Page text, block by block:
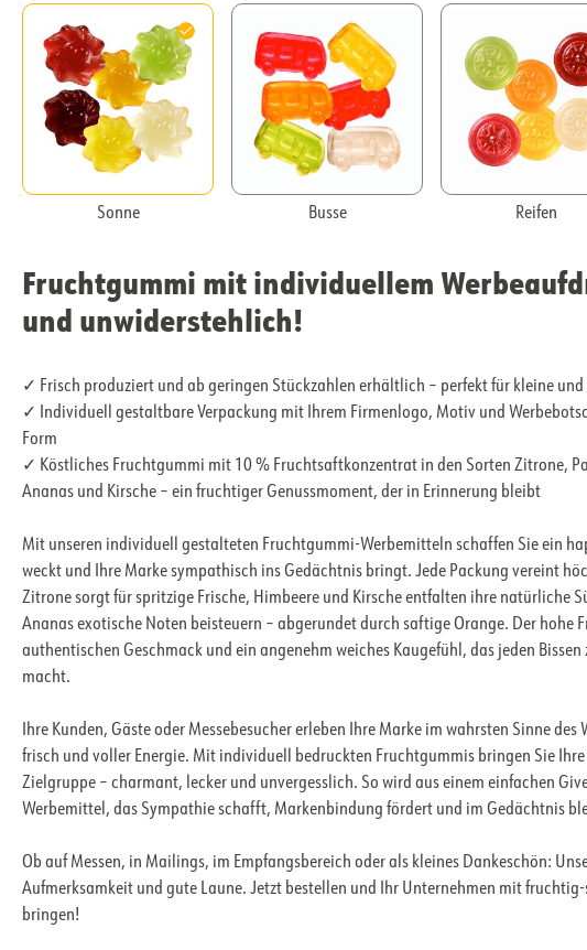
Sonne Busse Reifen
Fruchtgummi mit individuellem
und unwiderstehlich!
✓ Frisch produziert und ab geringen Stückzahlen erhältlich – perfekt für kleine
✓ Individuell gestaltbare Verpackung mit Ihrem Firmenlogo, Motiv und
Form
✓ Köstliches Fruchtgummi mit 10 % Fruchtsaftkonzentrat in den Sorten Zitrone,
Ananas und Kirsche – ein fruchtiger Genussmoment, der in Erinnerung bleibt
Mit unseren individuell gestalteten Fruchtgummi-Werbemitteln schaffen Sie ein
weckt und Ihre Marke sympathisch ins Gedächtnis bringt. Jede Packung vereint
Zitrone sorgt für spritzige Frische, Himbeere und Kirsche entfalten ihre natürliche
Ananas exotische Noten beisteuern – abgerundet durch saftige Orange. Der hohe
authentischen Geschmack und ein angenehm weiches Kaugefühl, das jeden
macht.
Ihre Kunden, Gäste oder Messebesucher erleben Ihre Marke im wahrsten Sinne
frisch und voller Energie. Mit individuell bedruckten Fruchtgummis bringen Sie
Zielgruppe – charmant, lecker und unvergesslich. So wird aus einem einfachen
Werbemittel, das Sympathie schafft, Markenbindung fördert und im Gedächtnis
Ob auf Messen, in Mailings, im Empfangsbereich oder als kleines Dankeschön:
Aufmerksamkeit und gute Laune. Jetzt bestellen und Ihr Unternehmen mit
bringen!